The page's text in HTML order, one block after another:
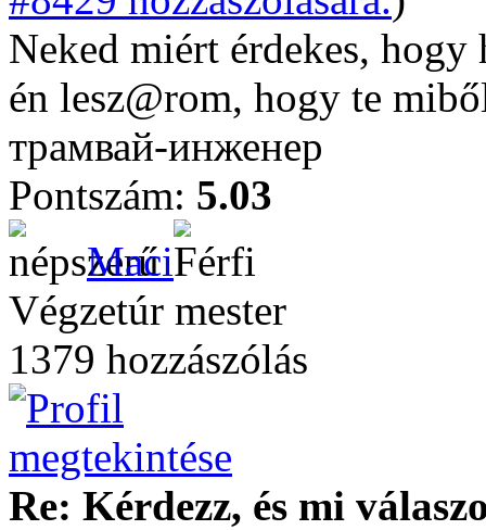
Neked miért érdekes,
én lesz@rom, hogy te
трамвай-инженер
Pontszám: 5.03
Maci
Végzetúr mester
1379 hozzászólás
Re: Kérdezz, és mi